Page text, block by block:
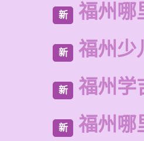
新 福州哪
新 福州少
新 福州学
新 福州哪